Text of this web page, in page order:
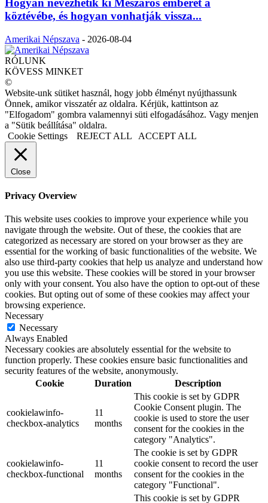
Hogyan nevezhetik ki Mészáros emberét a
köztévébe, és hogyan vonhatják vissza...
Amerikai Népszava - 2026-08-04
RÓLUNK
KÖVESS MINKET
©
Website-unk sütiket használ, hogy jobb élményt nyújthassunk
Önnek, amikor visszatér az oldalra. Kérjük, kattintson az
"Elfogadom" gombra valamennyi süti elfogadásához. Vagy menjen
a "Sütik beállítása" oldalra.
Cookie Settings
REJECT ALL ACCEPT ALL
Close
Privacy Overview
This website uses cookies to improve your experience while you
navigate through the website. Out of these, the cookies that are
categorized as necessary are stored on your browser as they are
essential for the working of basic functionalities of the website. We
also use third-party cookies that help us analyze and understand how
you use this website. These cookies will be stored in your browser
only with your consent. You also have the option to opt-out of these
cookies. But opting out of some of these cookies may affect your
browsing experience.
Necessary
Necessary
Always Enabled
Necessary cookies are absolutely essential for the website to
function properly. These cookies ensure basic functionalities and
security features of the website, anonymously.
Cookie
Duration Description
cookielawinfo-
checkbox-analytics
11
months
This cookie is set by GDPR
Cookie Consent plugin. The
cookie is used to store the user
consent for the cookies in the
category "Analytics".
cookielawinfo-
checkbox-functional
11
months
The cookie is set by GDPR
cookie consent to record the user
consent for the cookies in the
category "Functional".
This cookie is set by GDPR